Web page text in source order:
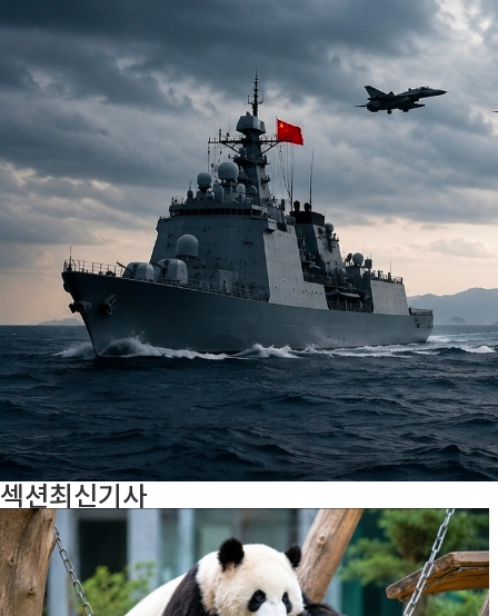
섹션최신기사